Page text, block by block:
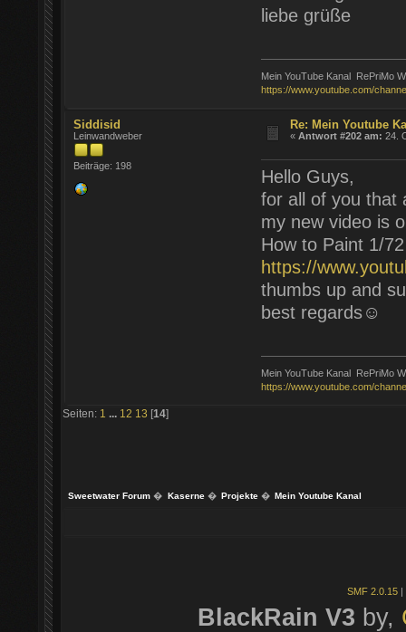
liebe grüße
Mein YouTube Kanal RePriMo
https://www.youtube.com/
Siddisid
Leinwandweber
Beiträge: 198
Re: Mein Youtube
«Antwort #202 am: 24.
Hello Guys,
for all of you that
my new video is
How to Paint 1/
https://
thumbs up and
best regards☺️
Mein YouTube Kanal RePriMo
https://www.youtube.com/
Seiten: 1 ... 12 13 [14]
Sweetwater Forum � Kaserne� Projekte� Mein Youtube Kanal
SMF 2.0.15 |
BlackRain V3 by,